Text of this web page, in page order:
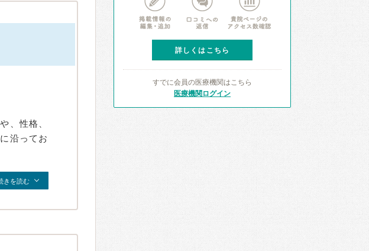
、性格、
沿ってお
きを読む
詳しくはこちら
すでに会員の医療機関はこちら
医療機関ログイン